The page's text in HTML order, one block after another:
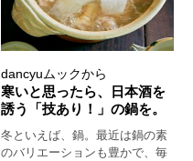
dancyuムックから
寒いと思ったら、日本酒を
誘う「技あり！」の鍋を。
冬といえば、鍋。最近は鍋の素
のバリエーションも豊かで、毎